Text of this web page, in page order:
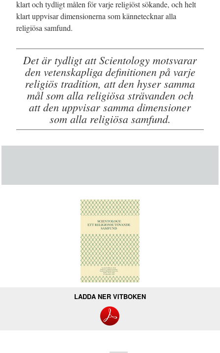
klart och tydligt målen för varje religiöst sökande, och helt
klart uppvisar dimensionerna som kännetecknar alla
religiösa samfund.
Det är tydligt att Scientology motsvarar
den vetenskapliga definitionen på varje
religiös tradition, att den hyser samma
mål som alla religiösa strävanden och
att den uppvisar samma dimensioner
som alla religiösa samfund.
LADDA NER VITBOKEN